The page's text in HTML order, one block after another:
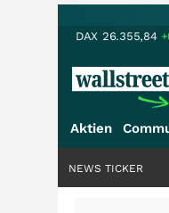
DAX 26.355,84
Aktien
NEWS TICKER